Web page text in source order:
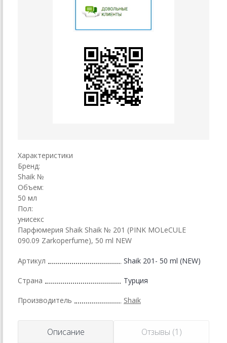
Характеристики
Бренд:
Shaik №
Объем:
50 мл
Пол:
унисекс
Парфюмерия Shaik Shaik № 201 (PINK MOLeCULE
090.09 Zarkoperfume), 50 ml NEW
Артикул Shaik 201- 50 ml (NEW)
Страна Турция
Производитель Shaik
Описание Отзывы (1)